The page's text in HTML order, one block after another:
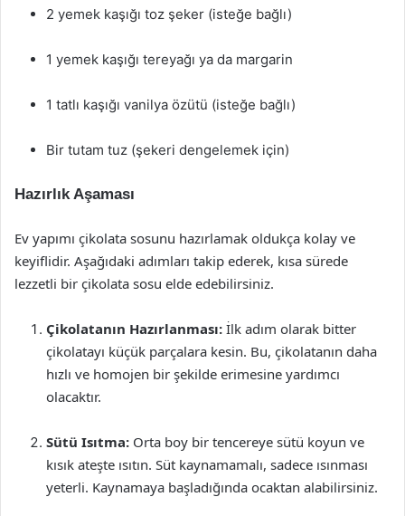
2 yemek kaşığı toz şeker (isteğe bağlı)
1 yemek kaşığı tereyağı ya da margarin
1 tatlı kaşığı vanilya özütü (isteğe bağlı)
Bir tutam tuz (şekeri dengelemek için)
Hazırlık Aşaması
Ev yapımı çikolata sosunu hazırlamak oldukça kolay ve
keyiflidir. Aşağıdaki adımları takip ederek, kısa sürede
lezzetli bir çikolata sosu elde edebilirsiniz.
Çikolatanın Hazırlanması: İlk adım olarak bitter
çikolatayı küçük parçalara kesin. Bu, çikolatanın daha
hızlı ve homojen bir şekilde erimesine yardımcı
olacaktır.
Sütü Isıtma: Orta boy bir tencereye sütü koyun ve
kısık ateşte ısıtın. Süt kaynamamalı, sadece ısınması
yeterli. Kaynamaya başladığında ocaktan alabilirsiniz.